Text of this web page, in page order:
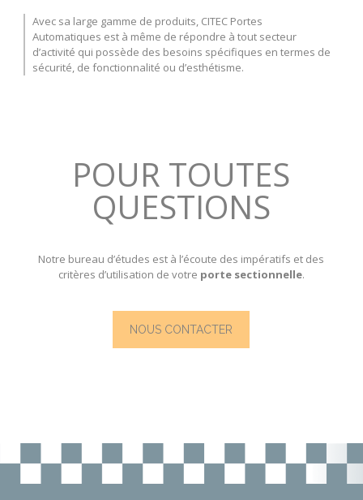
Avec sa large gamme de produits, CITEC Portes
Automatiques est à même de répondre à tout secteur
d’activité qui possède des besoins spécifiques en termes de
sécurité, de fonctionnalité ou d’esthétisme.
POUR TOUTES
QUESTIONS
Notre bureau d’études est à l’écoute des impératifs et des
critères d’utilisation de votre porte sectionnelle.
NOUS CONTACTER